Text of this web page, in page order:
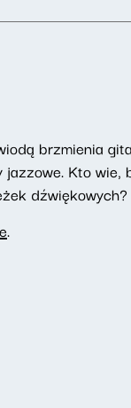
brzmienia
Kto
dźwiękowych?
.